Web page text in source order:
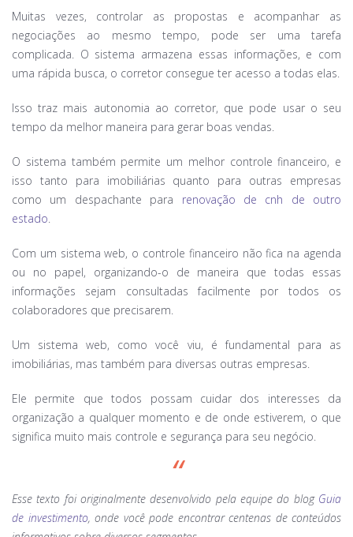
Muitas vezes, controlar as propostas e acompanhar as
negociações ao mesmo tempo, pode ser uma tarefa
complicada. O sistema armazena essas informações, e com
uma rápida busca, o corretor consegue ter acesso a todas elas.
Isso traz mais autonomia ao corretor, que pode usar o seu
tempo da melhor maneira para gerar boas vendas.
O sistema também permite um melhor controle financeiro, e
isso tanto para imobiliárias quanto para outras empresas
como um despachante para renovação de cnh de outro
estado
Com um sistema web, o controle financeiro não fica na agenda
ou no papel, organizando-o de maneira que todas essas
informações sejam consultadas facilmente por todos os
colaboradores que precisarem.
Um sistema web, como você viu, é fundamental para as
imobiliárias, mas também para diversas outras empresas.
Ele permite que todos possam cuidar dos interesses da
organização a qualquer momento e de onde estiverem, o que
significa muito mais controle e segurança para seu negócio.
Esse texto foi originalmente desenvolvido pela equipe do blog Guia
de investimento, onde você pode encontrar centenas de conteúdos